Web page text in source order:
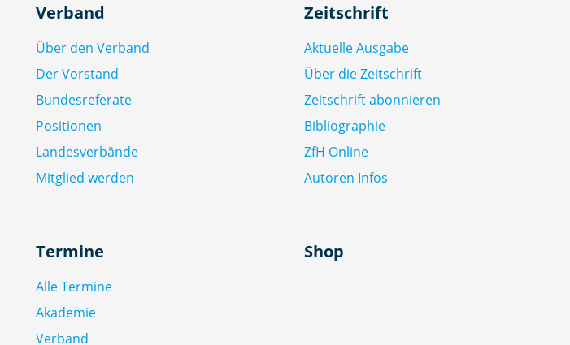
Verband
Über den Verband
Der Vorstand
Bundesreferate
Positionen
Landesverbände
Mitglied werden
Zeitschrift
Aktuelle Ausgabe
Über die Zeitschrift
Zeitschrift abonnieren
Bibliographie
ZfH Online
Autoren Infos
Termine
Alle Termine
Akademie
Verband
Shop